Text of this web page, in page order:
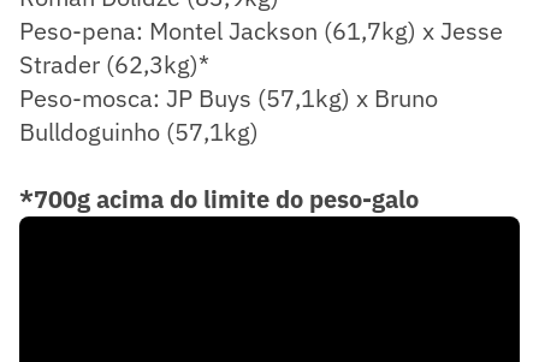
Peso-pena: Montel Jackson (61,7kg) x Jesse
Strader (62,3kg)*
Peso-mosca: JP Buys (57,1kg) x Bruno
Bulldoguinho (57,1kg)
*700g acima do limite do peso-galo